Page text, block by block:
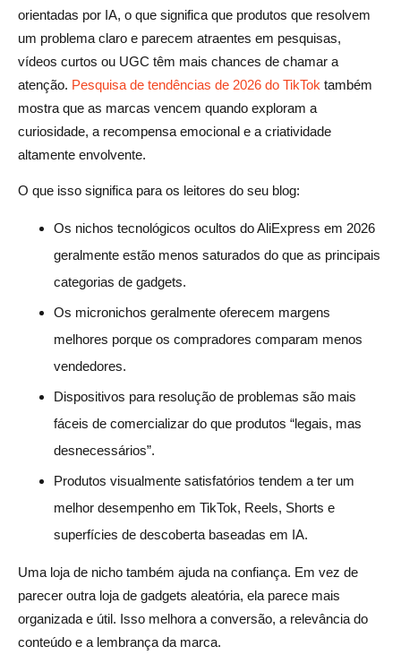
orientadas por IA, o que significa que produtos que resolvem
um problema claro e parecem atraentes em pesquisas,
vídeos curtos ou UGC têm mais chances de chamar a
atenção. Pesquisa de tendências de 2026 do TikTok também
mostra que as marcas vencem quando exploram a
curiosidade, a recompensa emocional e a criatividade
altamente envolvente.
O que isso significa para os leitores do seu blog:
Os nichos tecnológicos ocultos do AliExpress em 2026
geralmente estão menos saturados do que as principais
categorias de gadgets.
Os micronichos geralmente oferecem margens
melhores porque os compradores comparam menos
vendedores.
Dispositivos para resolução de problemas são mais
fáceis de comercializar do que produtos “legais, mas
desnecessários”.
Produtos visualmente satisfatórios tendem a ter um
melhor desempenho em TikTok, Reels, Shorts e
superfícies de descoberta baseadas em IA.
Uma loja de nicho também ajuda na confiança. Em vez de
parecer outra loja de gadgets aleatória, ela parece mais
organizada e útil. Isso melhora a conversão, a relevância do
conteúdo e a lembrança da marca.